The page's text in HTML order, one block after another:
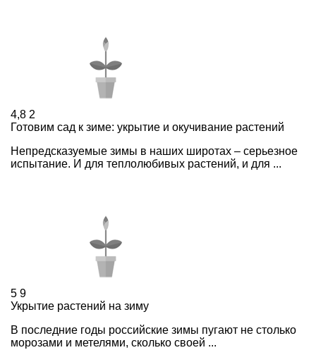
4,8 2
Готовим сад к зиме: укрытие и окучивание растений
Непредсказуемые зимы в наших широтах – серьезное
испытание. И для теплолюбивых растений, и для ...
5 9
Укрытие растений на зиму
В последние годы российские зимы пугают не столько
морозами и метелями, сколько своей ...